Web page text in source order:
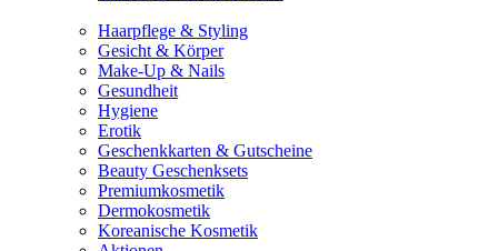
Haarpflege & Styling
Gesicht & Körper
Make-Up & Nails
Gesundheit
Hygiene
Erotik
Geschenkkarten & Gutscheine
Beauty Geschenksets
Premiumkosmetik
Dermokosmetik
Koreanische Kosmetik